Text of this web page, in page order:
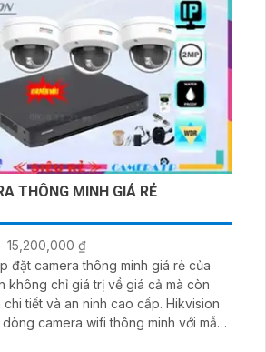
THÔNG MINH GIÁ RẺ
15,200,000 ₫
đặt camera thông minh giá rẻ của
không chỉ giá trị về giá cả mà còn
và an ninh cao cấp. Hikvision
camera wifi thông minh với mẫu